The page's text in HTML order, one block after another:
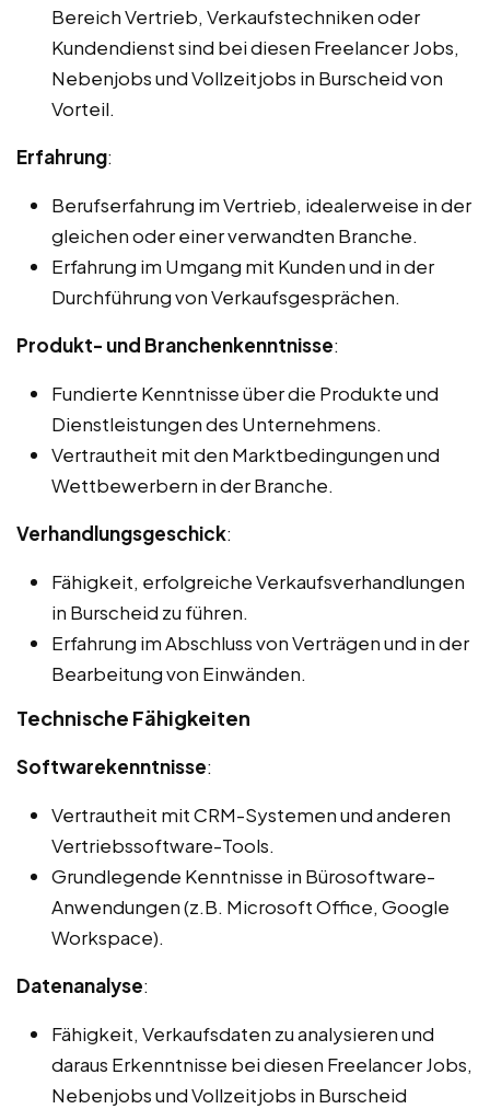
Bereich Vertrieb, Verkaufstechniken oder
Kundendienst sind bei diesen Freelancer Jobs,
Nebenjobs und Vollzeitjobs in Burscheid von
Vorteil.
Erfahrung:
Berufserfahrung im Vertrieb, idealerweise in der
gleichen oder einer verwandten Branche.
Erfahrung im Umgang mit Kunden und in der
Durchführung von Verkaufsgesprächen.
Produkt- und Branchenkenntnisse:
Fundierte Kenntnisse über die Produkte und
Dienstleistungen des Unternehmens.
Vertrautheit mit den Marktbedingungen und
Wettbewerbern in der Branche.
Verhandlungsgeschick:
Fähigkeit, erfolgreiche Verkaufsverhandlungen
in Burscheid zu führen.
Erfahrung im Abschluss von Verträgen und in der
Bearbeitung von Einwänden.
Technische Fähigkeiten
Softwarekenntnisse:
Vertrautheit mit CRM-Systemen und anderen
Vertriebssoftware-Tools.
Grundlegende Kenntnisse in Bürosoftware-
Anwendungen (z.B. Microsoft Office, Google
Workspace).
Datenanalyse:
Fähigkeit, Verkaufsdaten zu analysieren und
daraus Erkenntnisse bei diesen Freelancer Jobs,
Nebenjobs und Vollzeitjobs in Burscheid